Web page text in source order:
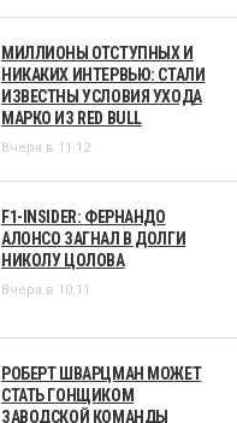
МИЛЛИОНЫ ОТСТУПНЫХ И
НИКАКИХ ИНТЕРВЬЮ: СТАЛИ
ИЗВЕСТНЫ УСЛОВИЯ УХОДА
МАРКО ИЗ RED BULL
Вчера в 11:12
F1-INSIDER: ФЕРНАНДО
АЛОНСО ЗАГНАЛ В ДОЛГИ
НИКОЛУ ЦОЛОВА
Вчера в 10:11
РОБЕРТ ШВАРЦМАН МОЖЕТ
СТАТЬ ГОНЩИКОМ
ЗАВОДСКОЙ КОМАНДЫ